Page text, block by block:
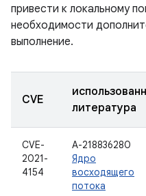
привести к локальному
необходимости
выполнение.
CVE
литература
CVE-
2021-
4154
А-218836280
Ядро
восходящего
потока